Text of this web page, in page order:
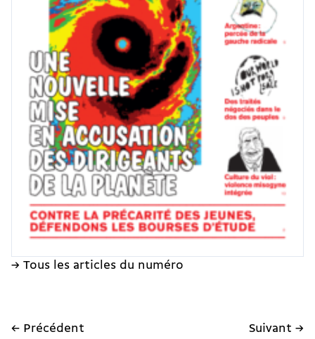
→ Tous les articles du numéro
← Précédent Suivant →